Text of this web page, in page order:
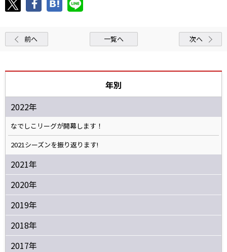
前へ 一覧へ 次へ
年別
2022年
なでしこリーグが開幕します！
2021シーズンを振り返ります!
2021年
2020年
2019年
2018年
2017年